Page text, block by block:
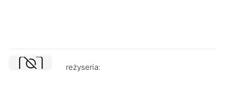
reżyseria: